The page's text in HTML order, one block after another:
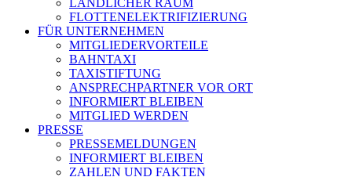
LÄNDLICHER RAUM
FLOTTENELEKTRIFIZIERUNG
FÜR UNTERNEHMEN
MITGLIEDERVORTEILE
BAHNTAXI
TAXISTIFTUNG
ANSPRECHPARTNER VOR ORT
INFORMIERT BLEIBEN
MITGLIED WERDEN
PRESSE
PRESSEMELDUNGEN
INFORMIERT BLEIBEN
ZAHLEN UND FAKTEN